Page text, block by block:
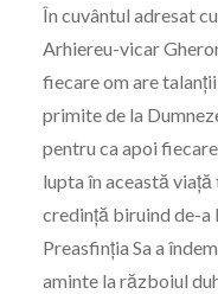
În cuvântul adresat
Arhiereu-vicar
fiecare om are
primite de la
pentru ca apoi
lupta în această
credință biruind de-a
Preasfinția Sa a
aminte la războiul